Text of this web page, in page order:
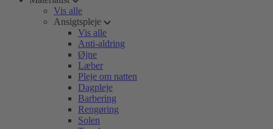
Vis alle
Ansigtspleje
Vis alle
Anti-aldring
Øjne
Læber
Pleje om natten
Dagpleje
Barbering
Rengøring
Solen